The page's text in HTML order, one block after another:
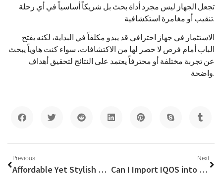
تجعل الجهاز ليس مجرد أداة بحث بل شريكاً أساسياً في أي رحلة
تنقيب أو مغامرة استكشافية.
الاستثمار في جهاز احترافي قد يبدو مكلفاً في البداية، لكنه يفتح
الباب أمام فرص لا حصر لها من الاكتشافات، سواء كنت هاوياً يبحث
عن تجربة مختلفة أو محترفاً يعتمد على النتائج لتحقيق أهداف
واضحة.
Previous
Affordable Yet Stylish Office Furniture Options in Dubai
Next
Can I Import IQOS into UAE Legally?